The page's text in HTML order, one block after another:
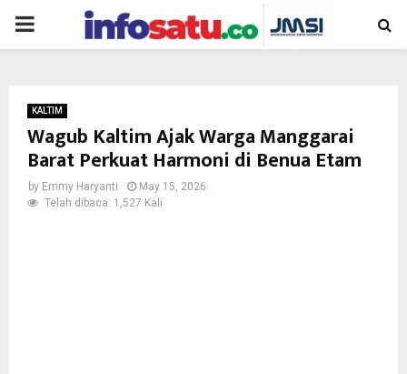
PRIMARY
KALTIM
Wagub Kaltim Ajak Warga Manggarai
Barat Perkuat Harmoni di Benua Etam
by Emmy Haryanti
May 15, 2026
Telah dibaca: 1,527 Kali